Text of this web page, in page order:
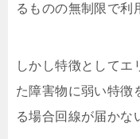
るものの無制限で利
しかし特徴としてエ
た障害物に弱い特徴
る場合回線が届かな